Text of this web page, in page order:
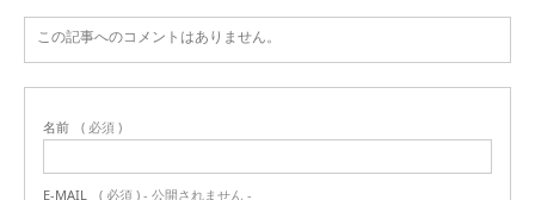
この記事へのコメントはありません。
名前 ( 必須 )
E-MAIL ( 必須 ) - 公開されません -